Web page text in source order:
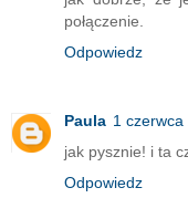
połączenie.
Odpowiedz
Paula 1
jak pysznie! i ta
Odpowiedz